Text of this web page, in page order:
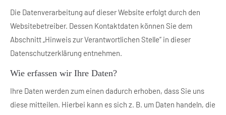
Lorem ipsum dolor sit amet, consectetuer adipiscing
elit.
Aenean commodo ligula eget dolor. Aenean massa. Cum
montes, nascetur ridiculus mus. Donec quam felis,
ultricies nec.
Die Datenverarbeitung auf dieser Website erfolgt durch den
Websitebetreiber. Dessen Kontaktdaten können Sie dem
Abschnitt „Hinweis zur Verantwortlichen Stelle“ in dieser
Datenschutzerklärung entnehmen.
Wie erfassen wir Ihre Daten?
Ihre Daten werden zum einen dadurch erhoben, dass Sie uns
diese mitteilen. Hierbei kann es sich z. B. um Daten handeln, die